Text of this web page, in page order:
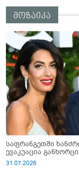
მოზაიკა
საფრანგეთში
ევაკუაცია
31.07.2026